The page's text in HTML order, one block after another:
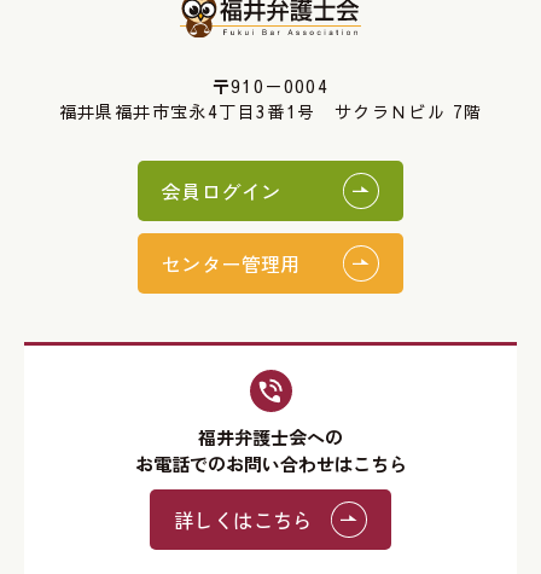
〒910－0004
福井県福井市宝永4丁目3番1号 サクラＮビル 7階
会員ログイン
センター管理用
福井弁護士会への
お電話でのお問い合わせはこちら
詳しくはこちら